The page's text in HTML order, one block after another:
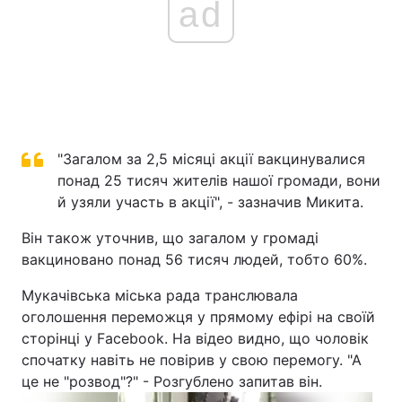
ad
"Загалом за 2,5 місяці акції вакцинувалися
понад 25 тисяч жителів нашої громади, вони
й узяли участь в акції", - зазначив Микита.
Він також уточнив, що загалом у громаді
вакциновано понад 56 тисяч людей, тобто 60%.
Мукачівська міська рада транслювала
оголошення переможця у прямому ефірі на своїй
сторінці у Facebook. На відео видно, що чоловік
спочатку навіть не повірив у свою перемогу. "А
це не "розвод"?" - Розгублено запитав він.